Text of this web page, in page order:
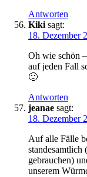
Antworten
Kiki sagt:
18. Dezember
Oh wie schön
auf jeden Fall
🙂
Antworten
jeanae sagt:
18. Dezember
Auf alle Fälle
gebrauchen)
unserem